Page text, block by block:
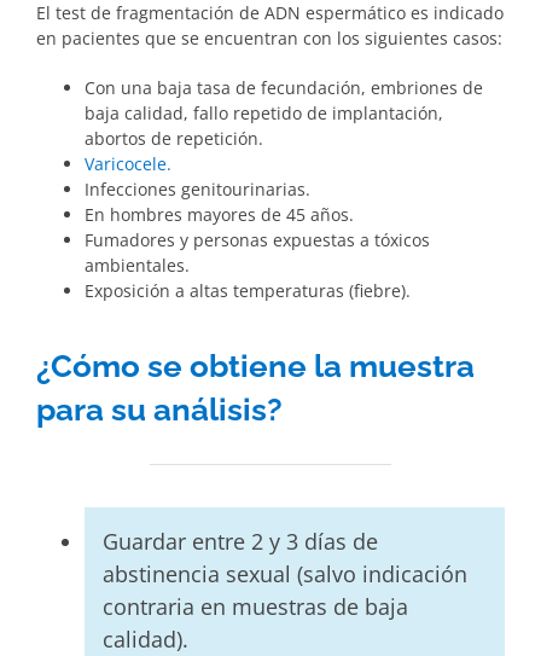
El test de fragmentación de ADN espermático es indicado
en pacientes que se encuentran con los siguientes casos:
Con una baja tasa de fecundación, embriones de
baja calidad, fallo repetido de implantación,
abortos de repetición.
Varicocele.
Infecciones genitourinarias.
En hombres mayores de 45 años.
Fumadores y personas expuestas a tóxicos
ambientales.
Exposición a altas temperaturas (fiebre).
¿Cómo se obtiene la muestra
para su análisis?
Guardar entre 2 y 3 días de
abstinencia sexual (salvo indicación
contraria en muestras de baja
calidad).